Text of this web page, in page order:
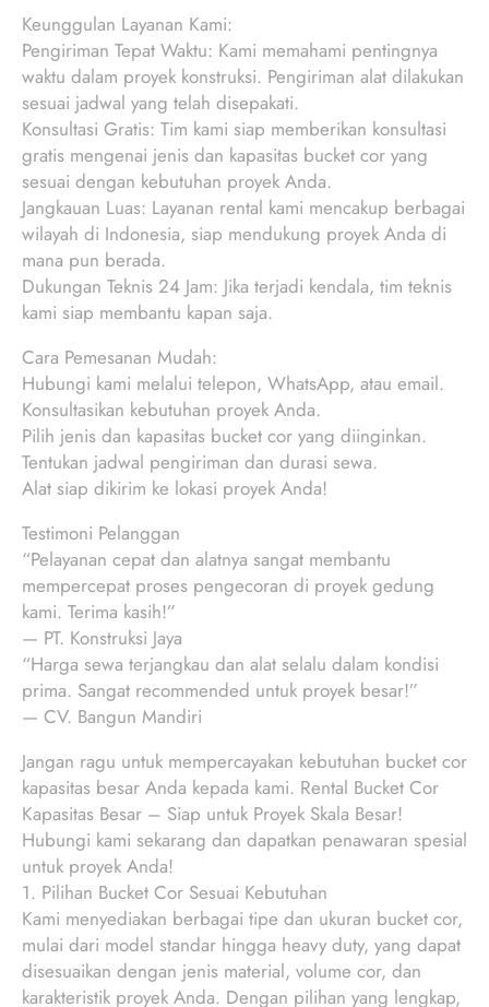
Keunggulan Layanan Kami:
Pengiriman Tepat Waktu: Kami memahami pentingnya
waktu dalam proyek konstruksi. Pengiriman alat dilakukan
sesuai jadwal yang telah disepakati.
Konsultasi Gratis: Tim kami siap memberikan konsultasi
gratis mengenai jenis dan kapasitas bucket cor yang
sesuai dengan kebutuhan proyek Anda.
Jangkauan Luas: Layanan rental kami mencakup berbagai
wilayah di Indonesia, siap mendukung proyek Anda di
mana pun berada.
Dukungan Teknis 24 Jam: Jika terjadi kendala, tim teknis
kami siap membantu kapan saja.
Cara Pemesanan Mudah:
Hubungi kami melalui telepon, WhatsApp, atau email.
Konsultasikan kebutuhan proyek Anda.
Pilih jenis dan kapasitas bucket cor yang diinginkan.
Tentukan jadwal pengiriman dan durasi sewa.
Alat siap dikirim ke lokasi proyek Anda!
Testimoni Pelanggan
“Pelayanan cepat dan alatnya sangat membantu
mempercepat proses pengecoran di proyek gedung
kami. Terima kasih!”
— PT. Konstruksi Jaya
“Harga sewa terjangkau dan alat selalu dalam kondisi
prima. Sangat recommended untuk proyek besar!”
— CV. Bangun Mandiri
Jangan ragu untuk mempercayakan kebutuhan bucket cor
kapasitas besar Anda kepada kami. Rental Bucket Cor
Kapasitas Besar – Siap untuk Proyek Skala Besar!
Hubungi kami sekarang dan dapatkan penawaran spesial
untuk proyek Anda!
1. Pilihan Bucket Cor Sesuai Kebutuhan
Kami menyediakan berbagai tipe dan ukuran bucket cor,
mulai dari model standar hingga heavy duty, yang dapat
disesuaikan dengan jenis material, volume cor, dan
karakteristik proyek Anda. Dengan pilihan yang lengkap,